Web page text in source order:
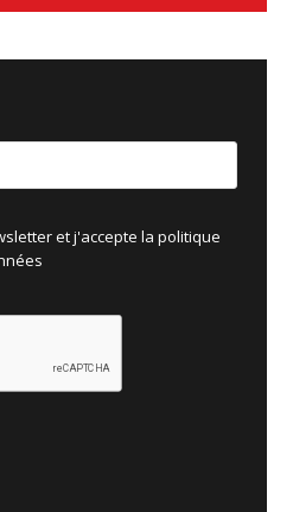
et j'accepte la politique